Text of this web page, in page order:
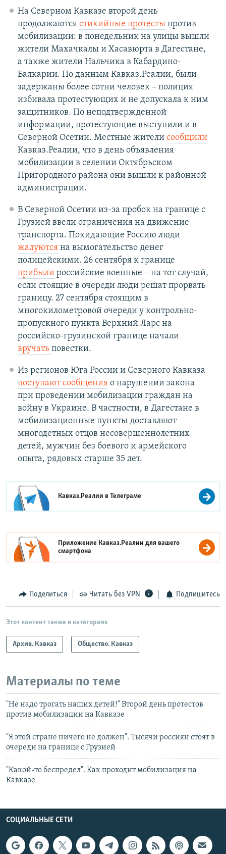
На Северном Кавказе второй день
продолжаются стихийные протестыпротив
мобилизации: в понедельник на улицы вышли
жители Махачкалы и Хасавюрта в Дагестане,
а также жители Нальчика в Кабардино-
Балкарии. По данным Кавказ.Реалии, были
задержаны более сотни человек – полиция
избивала протестующих и не допускала к ним
защитников. По неподтвержденной
информации, протестующие выступили и в
Северной Осетии. Местные жители сообщили
Кавказ.Реалии, что в день объявления
мобилизации в селении Октябрьском
Пригородного района они вышли к районной
администрации.
В Северной Осетии из-за пробок на границе с
Грузией ввели ограничения на движение
транспорта. Покидающие Россию люди
жалуютсяна вымогательство денег
полицейскими. 26 сентября к границе
прибылироссийские военные – на тот случай,
если стоящие в очереди люди решат прорвать
границу. 27 сентября стоящим в
многокилометровой очереди у контрольно-
пропускного пункта Верхний Ларс на
российско-грузинской границе начали
вручать повестки.
Из регионов Юга России и Северного Кавказа
поступают сообщенияо нарушении закона
при проведении мобилизации граждан на
войну в Украине. В частности, в Дагестане в
мобилизационные пункты доставляют
многодетных отцов несовершеннолетних
детей, мужчин без боевого и армейского
опыта, рядовых старше 35 лет.
Кавказ.Реалии вТелеграме
Приложение Кавказ.Реалии для вашего
смартфона
Поделиться Читать без VPN Подпишитесь
Этот контент также в категориях
Архив. Кавказ Общество. Кавказ
Материалы по теме
"Не надо трогать наших детей!" Второй день протестов
против мобилизации на Кавказе
"Я этой стране ничего не должен". Тысячи россиян стоят в
очереди на границе с Грузией
"Какой-то беспредел". Как проходит мобилизация на
Кавказе
СОЦИАЛЬНЫЕ СЕТИ